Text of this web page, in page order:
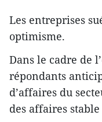
Les entreprises
optimisme.
Dans le cadre de
répondants
d’affaires du
des affaires